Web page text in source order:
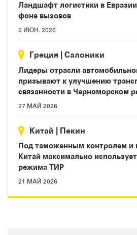
Ландшафт логистики в
фоне вызовов
5 ИЮН. 2026
Греция | Салоники
Лидеры отрасли
призывают к улучшению
связанности в Черноморском
27 МАЙ 2026
Китай | Пекин
Под таможенным контролем и
Китай максимально
режима ТИР
21 МАЙ 2026